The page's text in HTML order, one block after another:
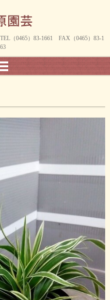
（0465）83-1661 FAX（0465）83-1